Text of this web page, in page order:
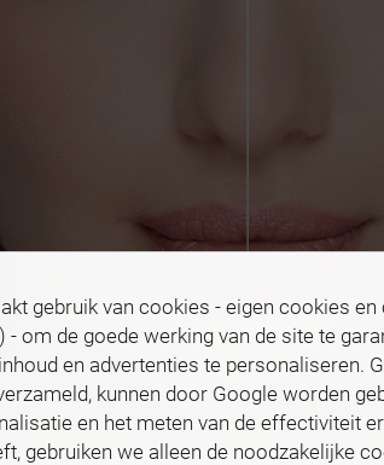
gebruik van cookies - eigen cookies
- om de goede werking van de site te
en advertenties te personaliseren.
kunnen door Google worden
en het meten van de effectiviteit
gebruiken we alleen de noodzakelijke